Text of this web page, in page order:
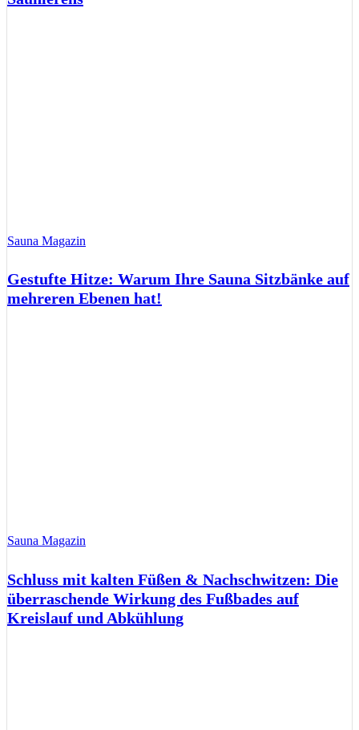
Sauna Magazin
Gestufte Hitze: Warum Ihre Sauna Sitzbänke auf
mehreren Ebenen hat!
Sauna Magazin
Schluss mit kalten Füßen & Nachschwitzen: Die
überraschende Wirkung des Fußbades auf
Kreislauf und Abkühlung